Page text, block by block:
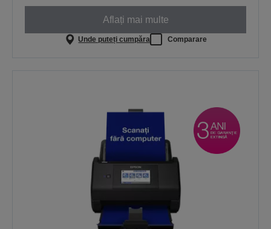
Aflați mai multe
Unde puteți cumpăra Comparare